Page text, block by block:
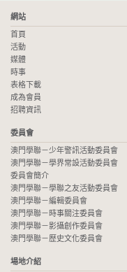
網站
首頁
活動
媒體
時事
表格下載
成為會員
招聘資訊
委員會
澳門學聯－少年警訊活動委員會
澳門學聯－學界常設活動委員會
委員會簡介
澳門學聯－學聯之友活動委員會
澳門學聯－編輯委員會
澳門學聯－時事關注委員會
澳門學聯－影攝創作委員會
澳門學聯－歷史文化委員會
場地介紹